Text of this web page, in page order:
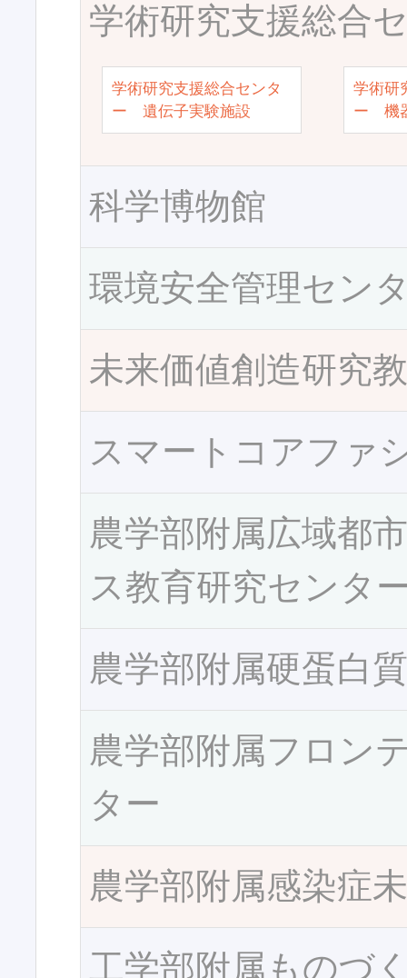
学術研究支援総合
学術研究支援総合センタ
ー 遺伝子実験施設
学術研
ー 機
科学博物館
環境安全管理セン
未来価値創造研究
スマートコアファ
農学部附属広域都
ス教育研究センタ
農学部附属硬蛋白
農学部附属フロン
ター
農学部附属感染症
工学部附属ものづ